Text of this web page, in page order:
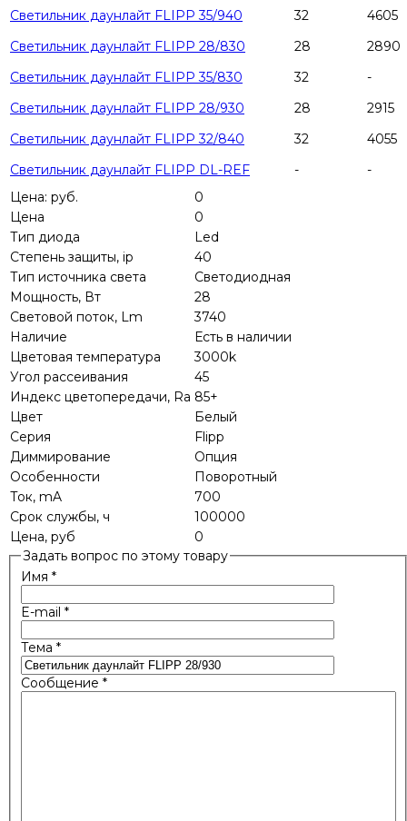
Светильник даунлайт FLIPP 35/940
32
4605
Светильник даунлайт FLIPP 28/830
28
2890
Светильник даунлайт FLIPP 35/830
32
-
Светильник даунлайт FLIPP 28/930
28
2915
Светильник даунлайт FLIPP 32/840
32
4055
Светильник даунлайт FLIPP DL-REF
-
-
Цена: руб.
0
Цена
0
Тип диода
Led
Степень защиты, ip
40
Тип источника света
Светодиодная
Мощность, Вт
28
Световой поток, Lm
3740
Наличие
Есть в наличии
Цветовая температура
3000k
Угол рассеивания
45
Индекс цветопередачи, Ra 85+
Цвет
Белый
Серия
Flipp
Диммирование
Опция
Особенности
Поворотный
Ток, mA
700
Срок службы, ч
100000
Цена, руб
0
Задать вопрос по этому товару
Имя *
E-mail *
Тема *
Сообщение *